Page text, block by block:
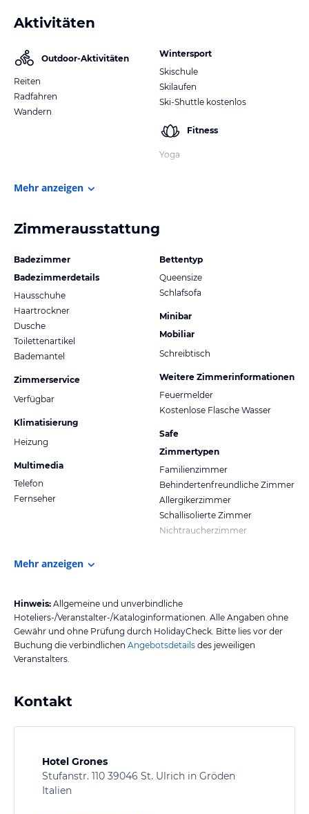
Aktivitäten
Outdoor-Aktivitäten
Reiten
Radfahren
Wandern
Wintersport
Skischule
Skilaufen
Ski-Shuttle kostenlos
Fitness
Yoga
Mehr anzeigen
Zimmerausstattung
Badezimmer
Badezimmerdetails
Hausschuhe
Haartrockner
Dusche
Toilettenartikel
Bademantel
Zimmerservice
Verfügbar
Klimatisierung
Heizung
Multimedia
Telefon
Fernseher
Bettentyp
Queensize
Schlafsofa
Minibar
Mobiliar
Schreibtisch
Weitere Zimmerinformationen
Feuermelder
Kostenlose Flasche Wasser
Safe
Zimmertypen
Familienzimmer
Behindertenfreundliche Zimmer
Allergikerzimmer
Schallisolierte Zimmer
Nichtraucherzimmer
Mehr anzeigen
Hinweis: Allgemeine und unverbindliche
Hoteliers-/Veranstalter-/Kataloginformationen. Alle Angaben ohne
Gewähr und ohne Prüfung durch HolidayCheck. Bitte lies vor der
Buchung die verbindlichen Angebotsdetails des jeweiligen
Veranstalters.
Kontakt
Hotel Grones
Stufanstr. 110 39046 St. Ulrich in Gröden
Italien